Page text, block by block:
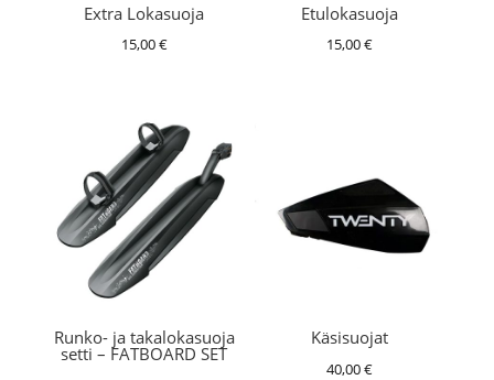
Extra Lokasuoja
15,00€
Etulokasuoja
15,00€
Runko- ja takalokasuoja
setti – FATBOARD SET
Käsisuojat
40,00€